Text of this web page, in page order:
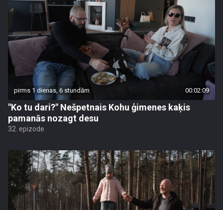
pirms 1 dienas, 6 stundām 00:02:09
"Ko tu dari?" Nešpetnais Kohu ģimenes kaķis
pamanās nozagt desu
32. epizode